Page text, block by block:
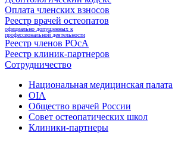
Оплата членских взносов
Реестр врачей остеопатов
официально допущенных к
профессиональной деятельности
Реестр членов РОсА
Реестр клиник-партнеров
Сотрудничество
Национальная медицинская палата
OIA
Общество врачей России
Совет остеопатических школ
Клиники-партнеры